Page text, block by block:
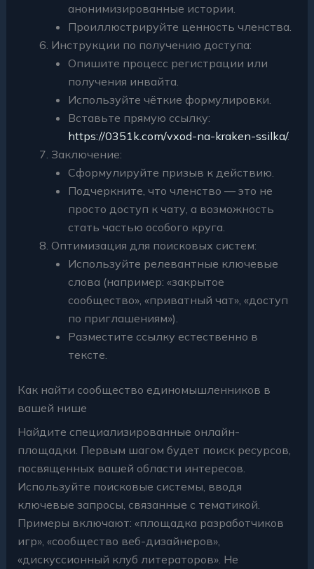
анонимизированные истории.
Проиллюстрируйте ценность членства.
Инструкции по получению доступа:
Опишите процесс регистрации или
получения инвайта.
Используйте чёткие формулировки.
Вставьте прямую ссылку:
https://0351k.com/vxod-na-kraken-ssilka/.
Заключение:
Сформулируйте призыв к действию.
Подчеркните, что членство — это не
просто доступ к чату, а возможность
стать частью особого круга.
Оптимизация для поисковых систем:
Используйте релевантные ключевые
слова (например: «закрытое
сообщество», «приватный чат», «доступ
по приглашениям»).
Разместите ссылку естественно в
тексте.
Как найти сообщество единомышленников в
вашей нише
Найдите специализированные онлайн-
площадки. Первым шагом будет поиск ресурсов,
посвященных вашей области интересов.
Используйте поисковые системы, вводя
ключевые запросы, связанные с тематикой.
Примеры включают: «площадка разработчиков
игр», «сообщество веб-дизайнеров»,
«дискуссионный клуб литераторов». Не